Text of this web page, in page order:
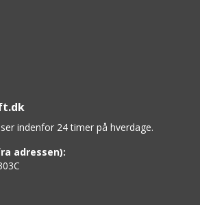
praktisk opbevaring
for ekstra opbevaringsplads
lynlås for sikker opbevaring
af benene til ventilation
og nederst bagpå for ekstra
del af benet for nem
indenfor 24 timer på hverdage.
adressen):